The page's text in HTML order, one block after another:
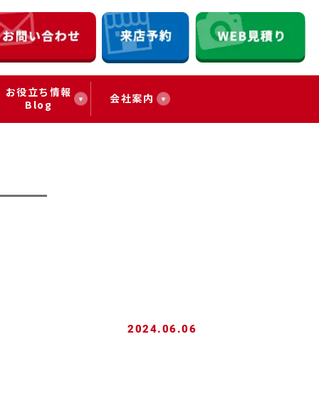
お役立ち情報
Blog
会社案内
2024.06.06